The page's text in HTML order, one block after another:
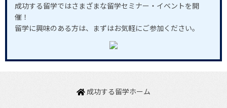
成功する留学ではさまざまな留学セミナー・イベントを開
催！
留学に興味のある方は、まずはお気軽にご参加ください。
成功する留学ホーム